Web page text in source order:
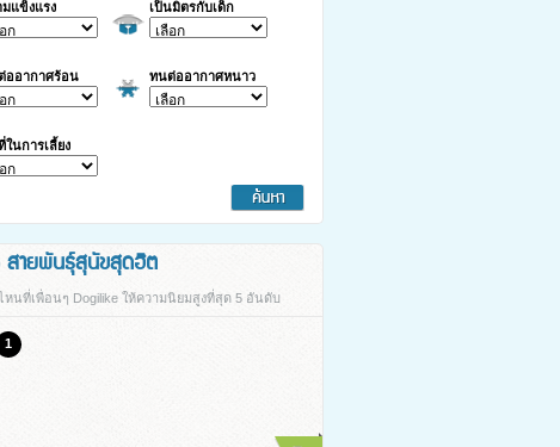
มแข็งแรง เป็นมิตรกับเด็ก
ออากาศร้อน ทนต่ออากาศหนาว
ในการเลี้ยง
สายพันธุ์สุนัขสุดฮิต
หนที่เพื่อนๆ Dogilike ให้ความนิยมสูงที่สุด 5 อันดับ
1